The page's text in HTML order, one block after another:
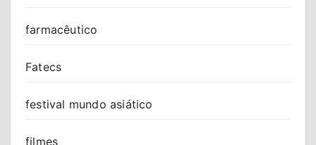
farmacêutico
Fatecs
festival mundo asiático
filmes